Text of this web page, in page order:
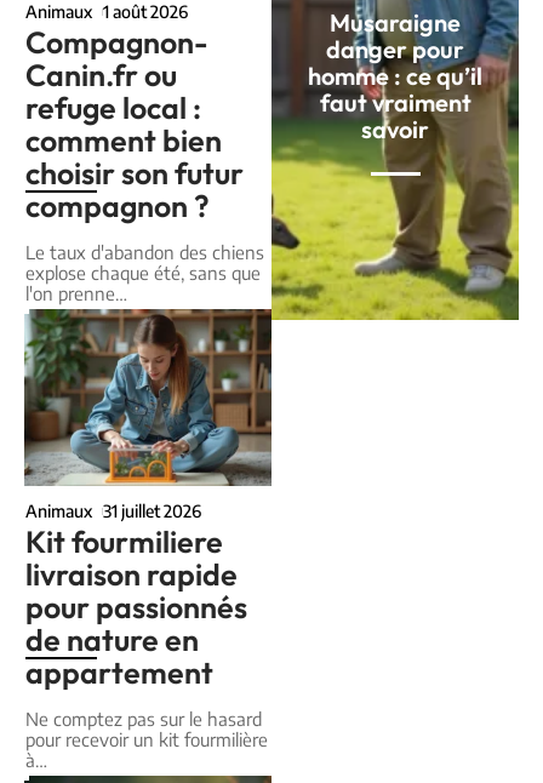
Animaux 1 août 2026
Compagnon-
Canin.fr ou
refuge local :
comment bien
choisir son futur
compagnon ?
Le taux d'abandon des chiens
explose chaque été, sans que
l'on prenne…
Animaux 31 juillet 2026
Kit fourmiliere
livraison rapide
pour passionnés
de nature en
appartement
Ne comptez pas sur le hasard
pour recevoir un kit fourmilière
à…
Musaraigne
danger pour
homme : ce qu’il
faut vraiment
savoir